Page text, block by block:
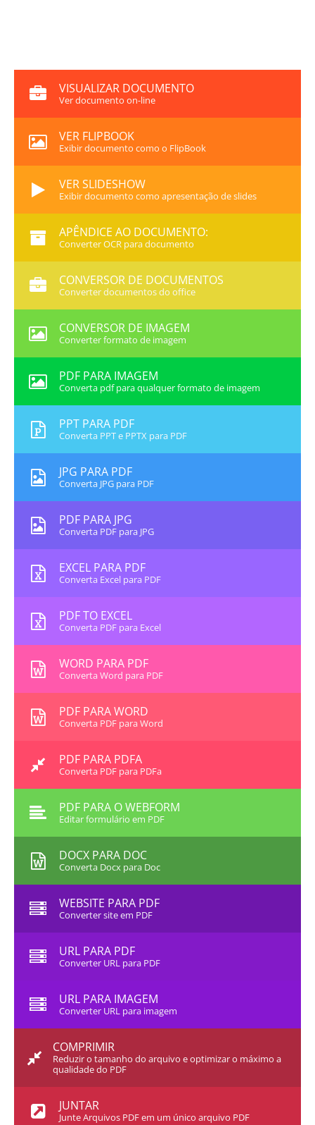
VISUALIZAR DOCUMENTO
Ver documento on-line
VER FLIPBOOK
Exibir documento como o FlipBook
VER SLIDESHOW
Exibir documento como apresentação de slides
APÊNDICE AO DOCUMENTO:
Converter OCR para documento
CONVERSOR DE DOCUMENTOS
Converter documentos do office
CONVERSOR DE IMAGEM
Converter formato de imagem
PDF PARA IMAGEM
Converta pdf para qualquer formato de imagem
PPT PARA PDF
Converta PPT e PPTX para PDF
JPG PARA PDF
Converta JPG para PDF
PDF PARA JPG
Converta PDF para JPG
EXCEL PARA PDF
Converta Excel para PDF
PDF TO EXCEL
Converta PDF para Excel
WORD PARA PDF
Converta Word para PDF
PDF PARA WORD
Converta PDF para Word
PDF PARA PDFA
Converta PDF para PDFa
PDF PARA O WEBFORM
Editar formulário em PDF
DOCX PARA DOC
Converta Docx para Doc
WEBSITE PARA PDF
Converter site em PDF
URL PARA PDF
Converter URL para PDF
URL PARA IMAGEM
Converter URL para imagem
COMPRIMIR
Reduzir o tamanho do arquivo e optimizar o máximo a
qualidade do PDF
JUNTAR
Junte Arquivos PDF em um único arquivo PDF